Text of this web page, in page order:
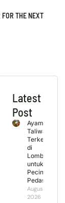
THE NEXT
Latest
Post
Ayam
Taliwang
Terkenal
di
Lombok
untuk
Pecinta
Pedas
August 6,
2026